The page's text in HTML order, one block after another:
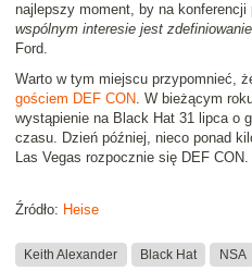
najlepszy moment, by na konferencji
wspólnym interesie jest
Ford.
Warto w tym miejscu przypomnieć,
gościem DEF CON. W bieżącym
wystąpienie na Black Hat 31 lipca o
czasu. Dzień później, nieco ponad
Las Vegas rozpocznie się DEF CON.
Źródło: Heise
Keith Alexander Black Hat NSA